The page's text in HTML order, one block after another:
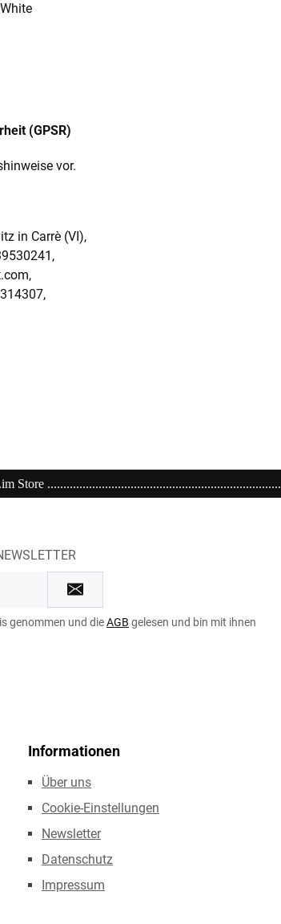
(GPSR)
vor.
in Carrè (VI),
genommen und dieAGB gelesen und bin mit ihnen
Informationen
Über uns
Cookie-Einstellungen
Newsletter
Datenschutz
Impressum